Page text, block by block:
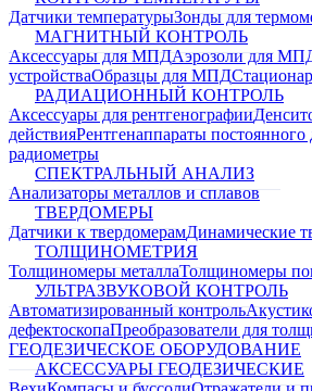
Датчики температурыЗонды для
МАГНИТНЫЙ КОНТРОЛЬ
Аксессуары для МПДАэрозоли для
устройстваОбразцы для МПД
РАДИАЦИОННЫЙ КОНТРОЛЬ
Аксессуары для рентгенографии
действияРентгенаппараты постоянного
радиометры
СПЕКТРАЛЬНЫЙ АНАЛИЗ
Анализаторы металлов и сплавов
ТВЕРДОМЕРЫ
Датчики к твердомерамДинамические
ТОЛЩИНОМЕТРИЯ
Толщиномеры металлаТолщиномеры
УЛЬТРАЗВУКОВОЙ КОНТРОЛЬ
Автоматизированный контроль
дефектоскопаПреобразователи для
ГЕОДЕЗИЧЕСКОЕ ОБОРУДОВАНИЕ
АКСЕССУАРЫ ГЕОДЕЗИЧЕСКИЕ